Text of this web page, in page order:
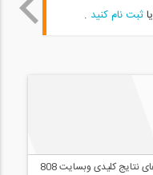
یاثبت نام کنید .